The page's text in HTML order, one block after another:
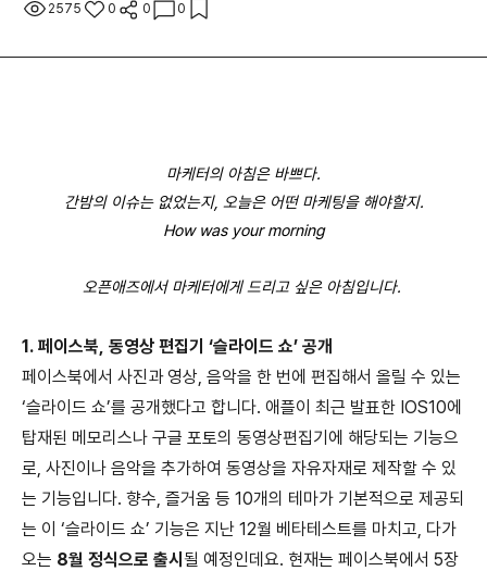
2575 0 0 0
마케터의 아침은 바쁘다.
간밤의 이슈는 없었는지, 오늘은 어떤 마케팅을 해야할지.
How was your morning
오픈애즈에서 마케터에게 드리고 싶은 아침입니다.
1. 페이스북, 동영상 편집기 ‘슬라이드 쇼’ 공개
페이스북에서 사진과 영상, 음악을 한 번에 편집해서 올릴 수 있는
‘슬라이드 쇼’를 공개했다고 합니다. 애플이 최근 발표한 IOS10에
탑재된 메모리스나 구글 포토의 동영상편집기에 해당되는 기능으
로, 사진이나 음악을 추가하여 동영상을 자유자재로 제작할 수 있
는 기능입니다. 향수, 즐거움 등 10개의 테마가 기본적으로 제공되
는 이 ‘슬라이드 쇼’ 기능은 지난 12월 베타테스트를 마치고, 다가
오는 8월 정식으로 출시 될 예정인데요. 현재는 페이스북에서 5장